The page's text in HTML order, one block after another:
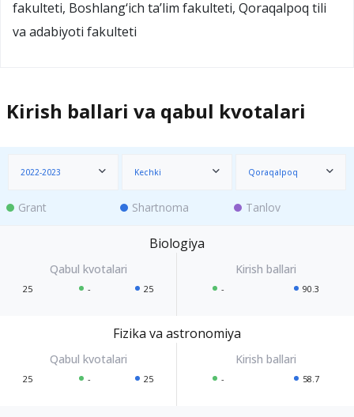
fakulteti, Boshlang‘ich ta’lim fakulteti, Qoraqalpoq tili
va adabiyoti fakulteti
Kirish ballari va qabul kvotalari
2022-2023 Kechki Qoraqalpoq
Grant Shartnoma Tanlov
Biologiya
25 - 25 - 90.3
Fizika va astronomiya
25 - 25 - 58.7